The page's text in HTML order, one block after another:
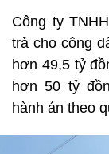
Công ty
trả cho công
hơn 49,5 tỷ
hơn 50 tỷ
hành án theo